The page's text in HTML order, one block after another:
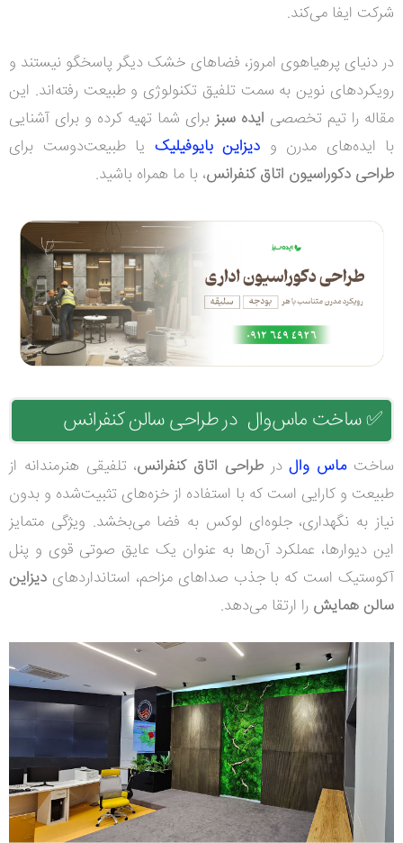
شرکت ایفا می‌کند.
در دنیای پرهیاهوی امروز، فضاهای خشک دیگر پاسخگو نیستند و
رویکردهای نوین به سمت تلفیق تکنولوژی و طبیعت رفته‌اند. این
مقاله را تیم تخصصی ایده سبزبرای شما تهیه کرده و برای آشنایی
با ایده‌های مدرن و دیزاین بایوفیلیک یا طبیعت‌دوست برای
طراحی دکوراسیون اتاق کنفرانس، با ما همراه باشید.
✅ساخت ماس‌وال در طراحی سالن کنفرانس
ساختماس والدرطراحی اتاق کنفرانس، تلفیقی هنرمندانه از
طبیعت و کارایی است که با استفاده از خزه‌های تثبیت‌شده و بدون
نیاز به نگهداری، جلوه‌ای لوکس به فضا می‌بخشد. ویژگی متمایز
این دیوارها، عملکرد آن‌ها به عنوان یک عایق صوتی قوی و پنل
آکوستیک است که با جذب صداهای مزاحم، استانداردهای دیزاین
سالن همایش را ارتقا می‌دهد.